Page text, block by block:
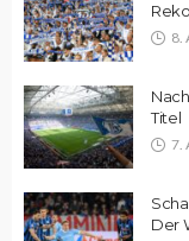
8.
Titel
7.
Der